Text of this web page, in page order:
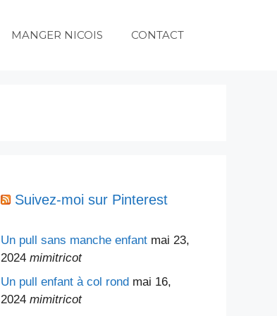
MANGER NICOIS CONTACT
Suivez-moi sur Pinterest
Un pull sans manche enfant mai 23,
2024 mimitricot
Un pull enfant à col rond mai 16,
2024 mimitricot